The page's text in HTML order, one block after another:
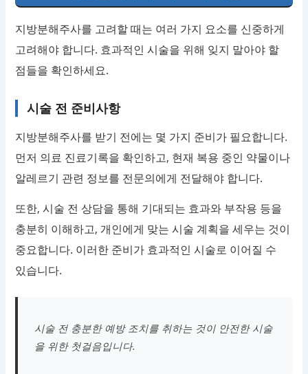
지방분해주사를 고려할 때는 여러 가지 요소를 신중하게
고려해야 합니다. 효과적인 시술을 위해 잊지 말아야 할
점들을 확인하세요.
시술 전 준비사항
지방분해주사를 받기 전에는 몇 가지 준비가 필요합니다.
먼저 의료 진료기록을 확인하고, 현재 복용 중인 약물이나
알레르기 관련 정보를 전문의에게 전달해야 합니다.
또한, 시술 전 상담을 통해 기대되는 효과와 부작용 등을
충분히 이해하고, 개인에게 맞는 시술 계획을 세우는 것이
중요합니다. 이러한 준비가 효과적인 시술로 이어질 수
있습니다.
시술 전 충분한 예방 조치를 취하는 것이 안전한 시술
을 위한 첫걸음입니다.